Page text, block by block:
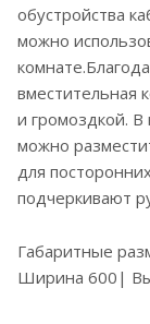
обустройства
можно
вместительная
и громоздкой.
можно
для
подчеркивают
Габаритные
Ширина 600|